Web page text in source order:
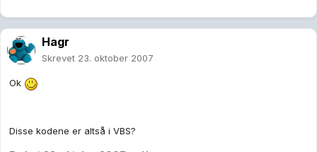
Hagr
Skrevet 23. oktober 2007
Ok
Disse kodene er altså i VBS?